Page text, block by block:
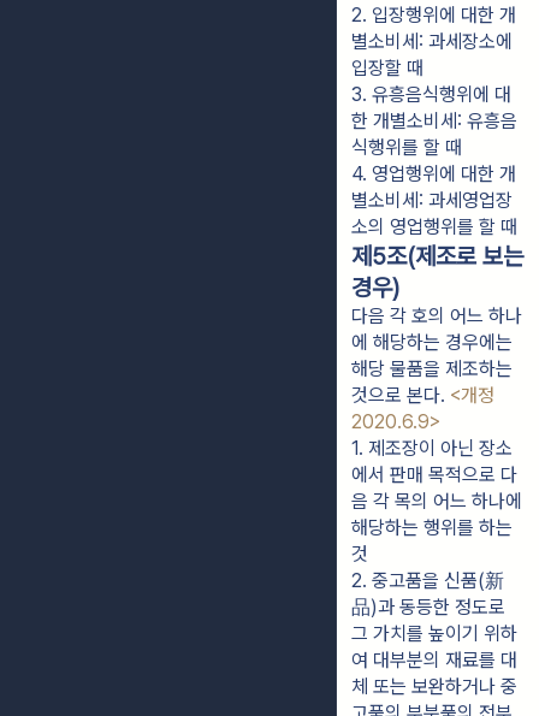
2. 입장행위에 대한 개
별소비세: 과세장소에
입장할 때
3. 유흥음식행위에 대
한 개별소비세: 유흥음
식행위를 할 때
4. 영업행위에 대한 개
별소비세: 과세영업장
소의 영업행위를 할 때
제5조(제조로 보는
경우)
다음 각 호의 어느 하나
에 해당하는 경우에는
해당 물품을 제조하는
것으로 본다. <개정
2020.6.9>
1. 제조장이 아닌 장소
에서 판매 목적으로 다
음 각 목의 어느 하나에
해당하는 행위를 하는
것
2. 중고품을 신품(新
品)과 동등한 정도로
그 가치를 높이기 위하
여 대부분의 재료를 대
체 또는 보완하거나 중